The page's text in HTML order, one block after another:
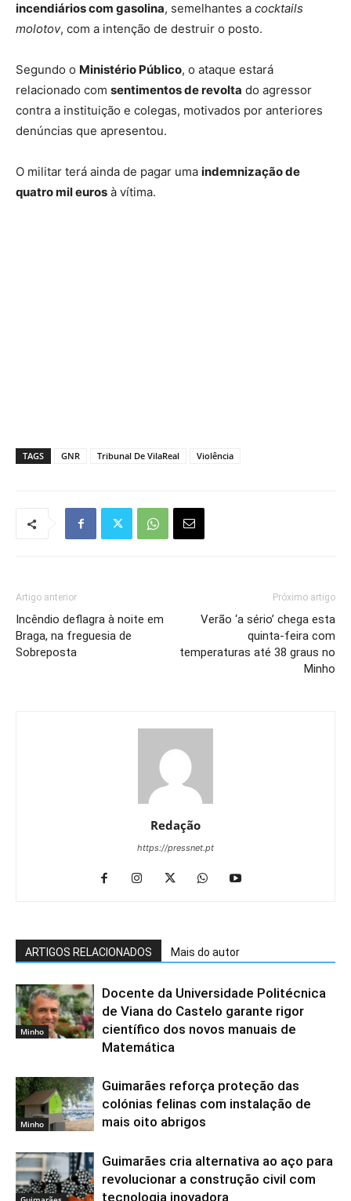
incendiários com gasolina, semelhantes a cocktails
molotov, com a intenção de destruir o posto.
Segundo o Ministério Público, o ataque estará
relacionado com sentimentos de revolta do agressor
contra a instituição e colegas, motivados por anteriores
denúncias que apresentou.
O militar terá ainda de pagar uma indemnização de
quatro mil euros à vítima.
TAGS GNR Tribunal De VilaReal Violência
Artigo anterior
Incêndio deflagra à noite em
Braga, na freguesia de
Sobreposta
Próximo artigo
Verão ‘a sério’ chega esta
quinta-feira com
temperaturas até 38 graus no
Minho
Redação
https://pressnet.pt
ARTIGOS RELACIONADOS Mais do autor
Minho
Docente da Universidade Politécnica
de Viana do Castelo garante rigor
científico dos novos manuais de
Matemática
Minho
Guimarães reforça proteção das
colónias felinas com instalação de
mais oito abrigos
Guimarães cria alternativa ao aço para
revolucionar a construção civil com
tecnologia inovadora